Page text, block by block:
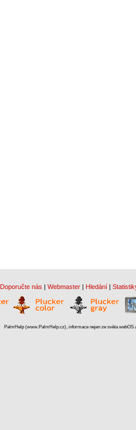
Doporučte nás | Webmaster | Hledání |
PalmHelp (www.PalmHelp.cz), informace nejen ze světa